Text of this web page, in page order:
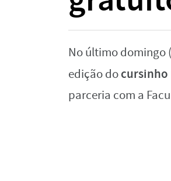
No último domingo
edição do
parceria com a